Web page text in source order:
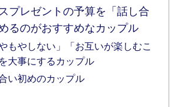
プレゼントの予算を「話し合
るのがおすすめなカップル
やもやしない」「お互いが楽しむこ
大事にするカップル
い初めのカップル